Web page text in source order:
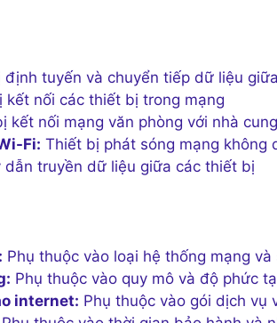
định tuyến và chuyển tiếp dữ liệu
kết nối các thiết bị trong mạng
kết nối mạng văn phòng với nhà
Fi: Thiết bị phát sóng mạng không
dẫn truyền dữ liệu giữa các thiết bị
Phụ thuộc vào loại hệ thống mạng
Phụ thuộc vào quy mô và độ phức
internet: Phụ thuộc vào gói dịch vụ